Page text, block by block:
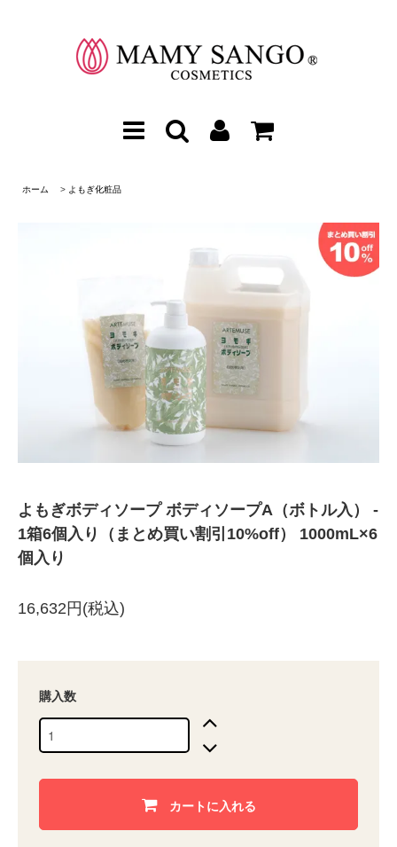
ホーム > よもぎ化粧品
よもぎボディソープ ボディソープA（ボトル入） -
1箱6個入り（まとめ買い割引10%off） 1000mL×6
個入り
16,632円(税込)
購入数
カートに入れる